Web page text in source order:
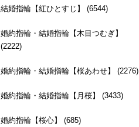
結婚指輪【紅ひとすじ】 (6544)
婚約指輪・結婚指輪【木目つむぎ】
(2222)
婚約指輪・結婚指輪【桜あわせ】 (2276)
婚約指輪・結婚指輪【月桜】 (3433)
婚約指輪【桜心】 (685)